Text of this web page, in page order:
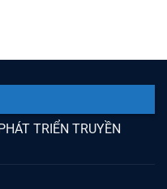
TRIỂN TRUYỀN